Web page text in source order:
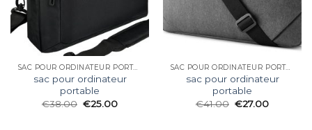
SAC POUR ORDINATEUR PORTABLE
sac pour ordinateur
portable
€38.00 €25.00
SAC POUR ORDINATEUR PORTABLE
sac pour ordinateur
portable
€41.00 €27.00